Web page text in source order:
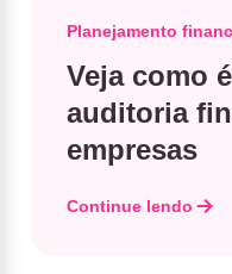
Planejamento
Veja como
auditoria
empresas
Continue lendo